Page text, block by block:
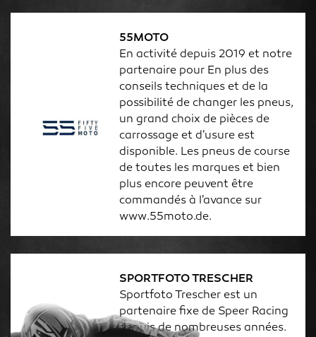
55MOTO
En activité depuis 2019 et notre
partenaire pour En plus des
conseils techniques et de la
possibilité de changer les pneus,
un grand choix de pièces de
carrossage et d'usure est
disponible. Les pneus de course
de toutes les marques et bien
plus encore peuvent être
commandés à l'avance sur
www.55moto.de.
SPORTFOTO TRESCHER
Sportfoto Trescher est un
partenaire fixe de Speer Racing
depuis de nombreuses années.